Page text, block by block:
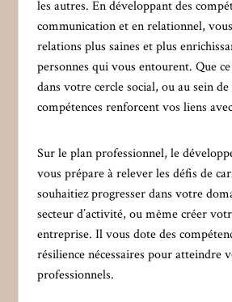
les autres. En développant des
communication et en relationnel,
relations plus saines et plus
personnes qui vous entourent. Que
dans votre cercle social, ou au sein
compétences renforcent vos liens
Sur le plan professionnel, le
vous prépare à relever les défis de
souhaitiez progresser dans votre
secteur d’activité, ou même créer
entreprise. Il vous dote des
résilience nécessaires pour atteindre
professionnels.